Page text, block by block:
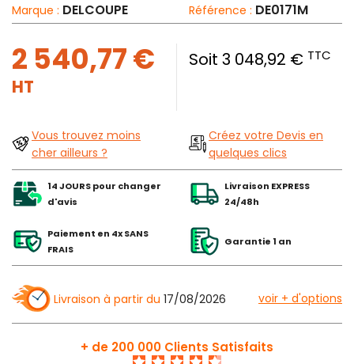
Marque : DELCOUPE Référence : DE0171M
2 540,77 €
HT
Soit 3 048,92 € TTC
Vous trouvez moins
cher ailleurs ?
Créez votre Devis en
quelques clics
14 JOURS pour changer
d'avis
Livraison EXPRESS
24/48h
Paiement en 4x SANS
FRAIS
Garantie 1 an
Livraison à partir du 17/08/2026 voir + d'options
+ de 200 000 Clients Satisfaits